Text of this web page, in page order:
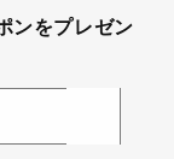
ンをプレゼン